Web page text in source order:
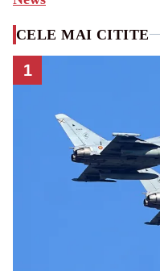
CELE MAI CITITE
1